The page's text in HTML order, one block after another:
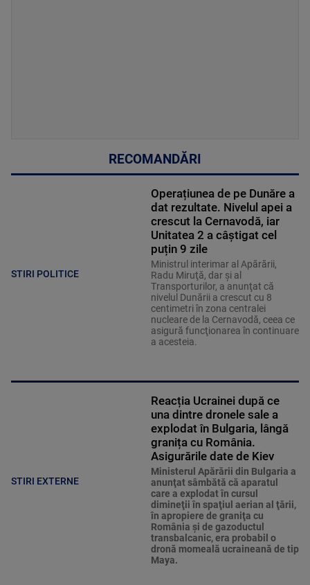
RECOMANDĂRI
STIRI POLITICE
Operațiunea de pe Dunăre a
dat rezultate. Nivelul apei a
crescut la Cernavodă, iar
Unitatea 2 a câștigat cel
puțin 9 zile
Ministrul interimar al Apărării,
Radu Miruţă, dar şi al
Transporturilor, a anunţat că
nivelul Dunării a crescut cu 8
centimetri în zona centralei
nucleare de la Cernavodă, ceea ce
asigură funcţionarea în continuare
a acesteia.
STIRI EXTERNE
Reacția Ucrainei după ce
una dintre dronele sale a
explodat în Bulgaria, lângă
granița cu România.
Asigurările date de Kiev
Ministerul Apărării din Bulgaria a
anunţat sâmbătă că aparatul
care a explodat în cursul
dimineţii în spaţiul aerian al ţării,
în apropiere de graniţa cu
România şi de gazoductul
transbalcanic, era probabil o
dronă momeală ucraineană de tip
Maya.